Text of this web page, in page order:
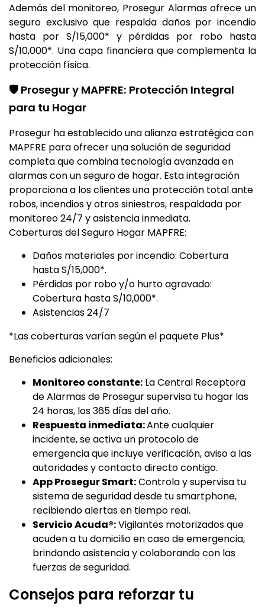
Además del monitoreo, Prosegur Alarmas ofrece un
seguro exclusivo que respalda daños por incendio
hasta por S/15,000* y pérdidas por robo hasta
S/10,000*. Una capa financiera que complementa la
protección física.
🛡️ Prosegur y MAPFRE: Protección Integral
para tu Hogar
Prosegur ha establecido una alianza estratégica con
MAPFRE para ofrecer una solución de seguridad
completa que combina tecnología avanzada en
alarmas con un seguro de hogar. Esta integración
proporciona a los clientes una protección total ante
robos, incendios y otros siniestros, respaldada por
monitoreo 24/7 y asistencia inmediata.
Coberturas del Seguro Hogar MAPFRE:
Daños materiales por incendio: Cobertura
hasta S/15,000*.
Pérdidas por robo y/o hurto agravado:
Cobertura hasta S/10,000*.
Asistencias 24/7
*Las coberturas varían según el paquete Plus*
Beneficios adicionales:
Monitoreo constante: La Central Receptora
de Alarmas de Prosegur supervisa tu hogar las
24 horas, los 365 días del año.
Respuesta inmediata:Ante cualquier
incidente, se activa un protocolo de
emergencia que incluye verificación, aviso a las
autoridades y contacto directo contigo.
App Prosegur Smart:Controla y supervisa tu
sistema de seguridad desde tu smartphone,
recibiendo alertas en tiempo real.
Servicio Acuda®:Vigilantes motorizados que
acuden a tu domicilio en caso de emergencia,
brindando asistencia y colaborando con las
fuerzas de seguridad.
Consejos para reforzar tu